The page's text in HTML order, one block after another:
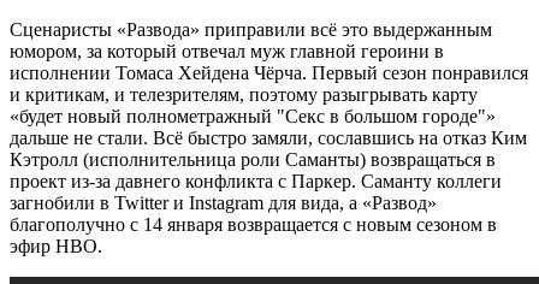
Сценаристы «Развода» приправили всё это выдержанным
юмором, за который отвечал муж главной героини в
исполнении Томаса Хейдена Чёрча. Первый сезон понравился
и критикам, и телезрителям, поэтому разыгрывать карту
«будет новый полнометражный "Секс в большом городе"»
дальше не стали. Всё быстро замяли, сославшись на отказ Ким
Кэтролл (исполнительница роли Саманты) возвращаться в
проект из-за давнего конфликта с Паркер. Саманту коллеги
загнобили в Twitter и Instagram для вида, а «Развод»
благополучно с 14 января возвращается с новым сезоном в
эфир HBO.